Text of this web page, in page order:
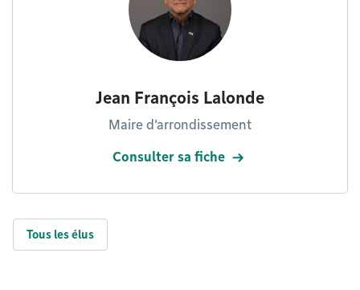
Jean François Lalonde
Maire d'arrondissement
Consulter sa fiche
Tous les élus